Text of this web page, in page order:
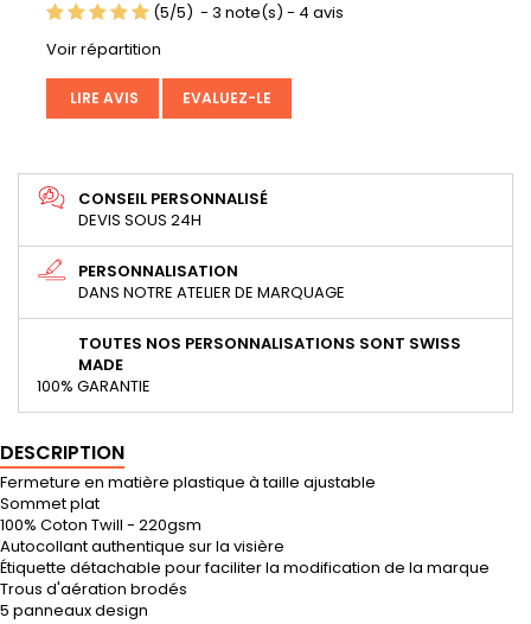
(5/5) - 3 note(s) - 4 avis
Voir répartition
LIRE AVIS EVALUEZ-LE
CONSEIL PERSONNALISÉ
DEVIS SOUS 24H
PERSONNALISATION
DANS NOTRE ATELIER DE MARQUAGE
TOUTES NOS PERSONNALISATIONS SONT SWISS
MADE
100% GARANTIE
DESCRIPTION
Fermeture en matière plastique à taille ajustable
Sommet plat
100% Coton Twill - 220gsm
Autocollant authentique sur la visière
Étiquette détachable pour faciliter la modification de la marque
Trous d'aération brodés
5 panneaux design